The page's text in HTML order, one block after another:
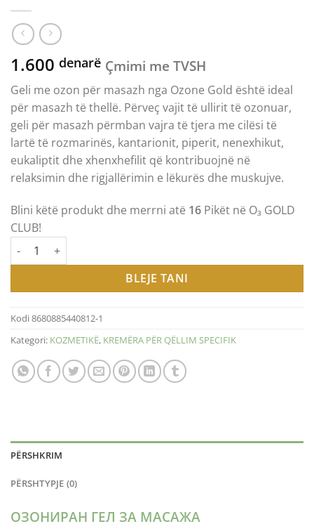
1.600 denarë Çmimi me TVSH
Geli me ozon për masazh nga Ozone Gold është ideal
për masazh të thellë. Përveç vajit të ullirit të ozonuar,
geli për masazh përmban vajra të tjera me cilësi të
lartë të rozmarinës, kantarionit, piperit, nenexhikut,
eukaliptit dhe xhenxhefilit që kontribuojnë në
relaksimin dhe rigjallërimin e lëkurës dhe muskujve.
Blini këtë produkt dhe merrni atë 16 Pikët në O₃ GOLD
CLUB!
Sasi OZONE GOLD - OZONIZED MASSAGE GEL ОЗОНИРАН
BLEJE TANI
Kodi8680885440812-1
Kategori: KOZMETIKË, KREMËRA PËR QËLLIM SPECIFIK
PËRSHKRIM
PËRSHTYPJE (0)
ОЗОНИРАН ГЕЛ ЗА МАСАЖА